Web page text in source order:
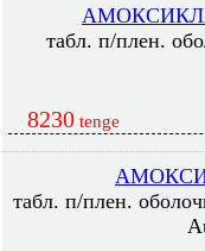
табл. п/плен.
8230 tenge
табл. п/плен.